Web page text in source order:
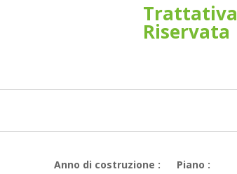
Trattativa
Riservata
Anno di costruzione :
Piano :